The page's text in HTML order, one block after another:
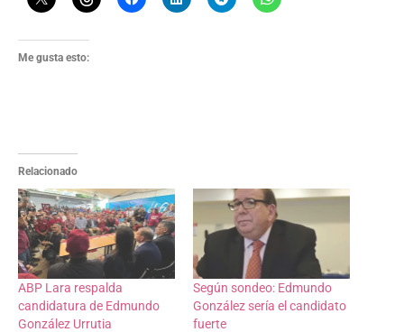
Me gusta esto:
Relacionado
ABP Lara respalda
candidatura de Edmundo
González Urrutia
Según sondeo: Edmundo
González sería el candidato
fuerte